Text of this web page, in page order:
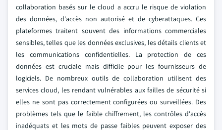
collaboration basés sur le cloud a accru le risque de violation
des données, d'accès non autorisé et de cyberattaques. Ces
plateformes traitent souvent des informations commerciales
sensibles, telles que les données exclusives, les détails clients et
les communications confidentielles. La protection de ces
données est cruciale mais difficile pour les fournisseurs de
logiciels. De nombreux outils de collaboration utilisent des
services cloud, les rendant vulnérables aux failles de sécurité si
elles ne sont pas correctement configurées ou surveillées. Des
problèmes tels que le faible chiffrement, les contrôles d'accès
inadéquats et les mots de passe faibles peuvent exposer des